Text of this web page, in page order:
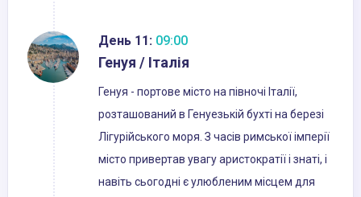
День 11: 09:00
Генуя / Італія
Генуя - портове місто на півночі Італії,
розташований в Генуезькій бухті на березі
Лігурійського моря. З часів римської імперії
місто привертав увагу аристократії і знаті, і
навіть сьогодні є улюбленим місцем для